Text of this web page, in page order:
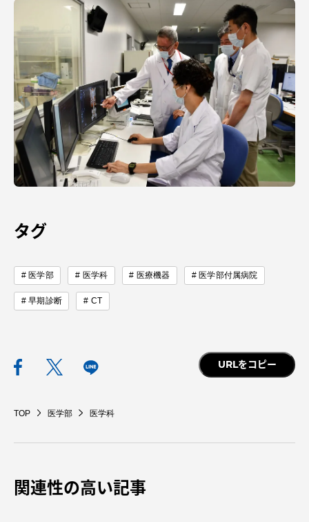
タグ
医学部 医学科 医療機器 医学部付属病院
早期診断 CT
URLをコピー
TOP 医学部 医学科
関連性の高い記事